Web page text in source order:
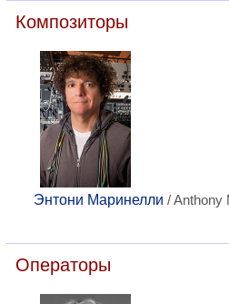
Композиторы
Энтони Маринелли / Anthony
Операторы